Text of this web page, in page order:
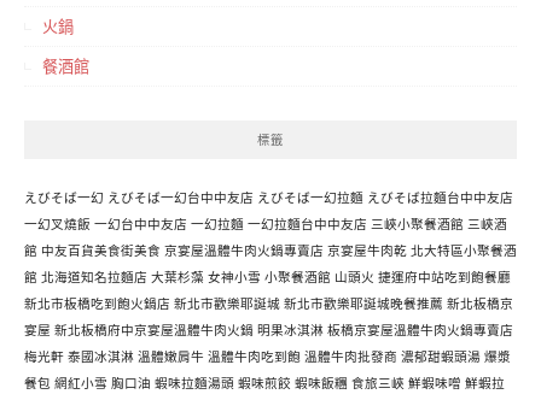
火鍋
餐酒館
標籤
えびそば一幻 えびそば一幻台中中友店 えびそば一幻拉麵 えびそば拉麵台中中友店
一幻叉燒飯 一幻台中中友店 一幻拉麵 一幻拉麵台中中友店 三峽小聚餐酒館 三峽酒
館 中友百貨美食街美食 京宴屋溫體牛肉火鍋專賣店 京宴屋牛肉乾 北大特區小聚餐酒
館 北海道知名拉麵店 大葉杉藻 女神小雪 小聚餐酒館 山頭火 捷運府中站吃到飽餐廳
新北市板橋吃到飽火鍋店 新北市歡樂耶誕城 新北市歡樂耶誕城晚餐推薦 新北板橋京
宴屋 新北板橋府中京宴屋溫體牛肉火鍋 明果冰淇淋 板橋京宴屋溫體牛肉火鍋專賣店
梅光軒 泰國冰淇淋 溫體嫩肩牛 溫體牛肉吃到飽 溫體牛肉批發商 濃郁甜蝦頭湯 爆漿
餐包 網紅小雪 胸口油 蝦味拉麵湯頭 蝦味煎餃 蝦味飯糰 食旅三峽 鮮蝦味噌 鮮蝦拉